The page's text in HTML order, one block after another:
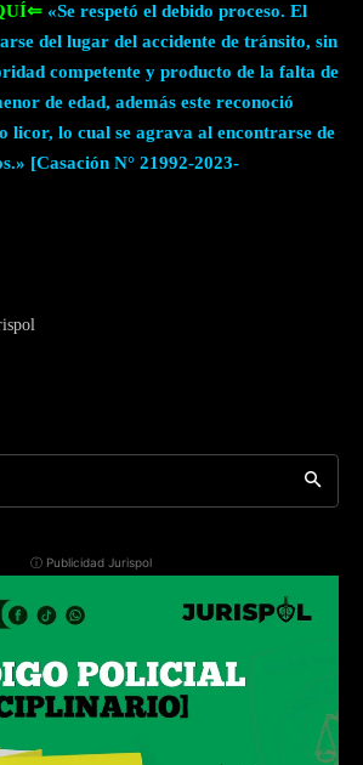
«Se respetó el debido proceso. El
del lugar del accidente de tránsito, sin
competente y producto de la falta de
de edad, además este reconoció
licor, lo cual se agrava al encontrarse de
[Casación N° 21992-2023-
ⓘ Publicidad Jurispol